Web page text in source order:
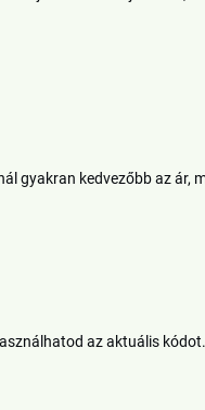
gyakran kedvezőbb az ár,
az aktuális kódot.